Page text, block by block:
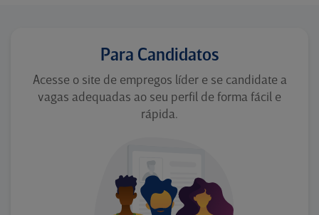
Para Candidatos
Acesse o site de empregos líder e se candidate a
vagas adequadas ao seu perfil de forma fácil e
rápida.